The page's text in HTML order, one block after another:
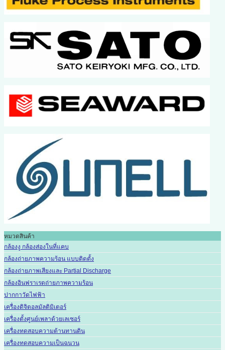
หมวดสินค้า
กล้องงู กล้องส่องในที่แคบ
กล้องถ่ายภาพความร้อน แบบติดตั้ง
กล้องถ่ายภาพเสียงและ Partial Discharge
กล้องอินฟราเรดถ่ายภาพความร้อน
ปากกาวัดไฟฟ้า
เครื่องดิจิตอลมัลติมิเตอร์
เครื่องตั้งศูนย์เพลาด้วยเลเซอร์
เครื่องทดสอบความต้านทานดิน
เครื่องทดสอบความเป็นฉนวน